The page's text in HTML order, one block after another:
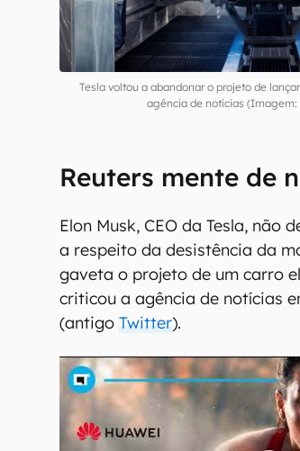
Tesla voltou a abandonar o projeto de
agência de notícias
Reuters mente de
Elon Musk, CEO da Tesla, não
a respeito da desistência da
gaveta o projeto de um carro
criticou a agência de notícias
(antigoTwitter).